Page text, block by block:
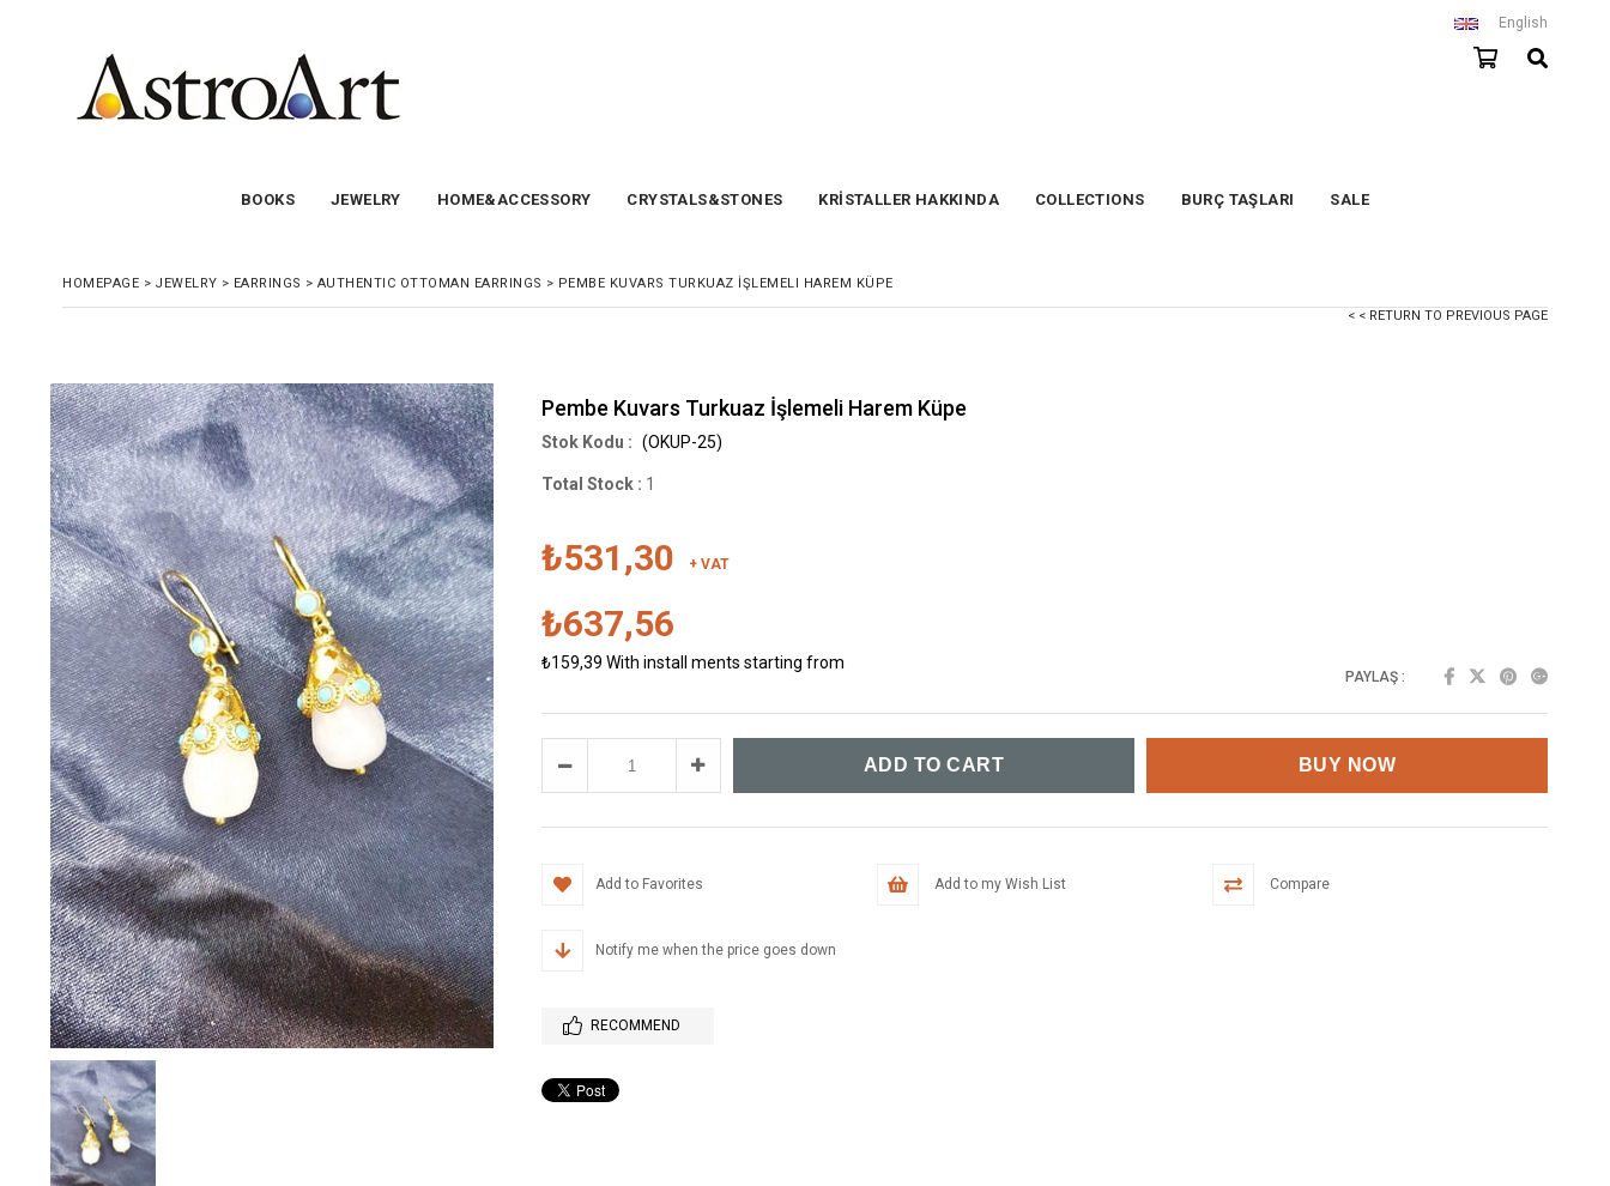
English
BOOKS JEWELRY HOME&ACCESSORY CRYSTALS&STONES KRİSTALLER HAKKINDA COLLECTIONS BURÇ TAŞLARI SALE
HOMEPAGE > JEWELRY > EARRINGS > AUTHENTIC OTTOMAN EARRINGS > PEMBE KUVARS TURKUAZ İŞLEMELI HAREM KÜPE
< < RETURN TO PREVIOUS PAGE
Pembe Kuvars Turkuaz İşlemeli Harem Küpe
(OKUP-25)
Total Stock : 1
₺531,30 + VAT
₺637,56
₺159,39 With install ments starting from
PAYLAŞ :
Add to Favorites Add to my Wish List Compare
Notify me when the price goes down
RECOMMEND